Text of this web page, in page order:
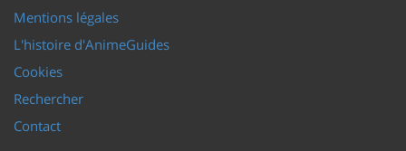
Mentions légales
L'histoire d'AnimeGuides
Cookies
Rechercher
Contact